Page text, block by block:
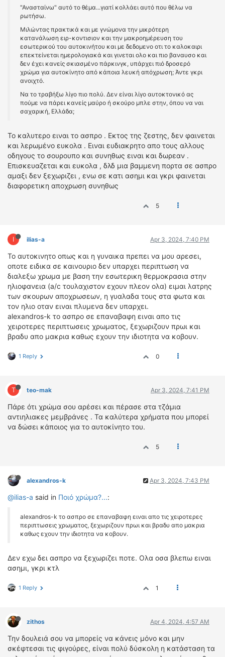
"Ανασταίνω" αυτό το θέμα...γιατί κολλάει αυτό που θέλω να
ρωτήσω.
Μιλώντας πρακτικά και με γνώμονα την μικρότερη
κατανάλωση ειρ-κοντισιον και την μακροημέρευση του
εσωτερικού του αυτοκινήτου και με δεδομενο οτι το καλοκαιρι
επεκτείνεται ημερολογιακά και γινεται ολο και πιο βαναυσο και
δεν έχει κανείς σκιασμένο πάρκινγκ, υπάρχει πιό δροσερό
χρώμα για αυτοκίνητο από κάποια λευκή απόχρωση; Άντε γκρι
ανοιχτό.
Να το τραβήξω λίγο πιο πολύ. Δεν είναι λίγο αυτοκτονικό ας
πούμε να πάρει κανείς μαύρο ή σκούρο μπλε στην, όπου να ναι
σαχαρική, Ελλάδα;
To καλυτερο ειναι το ασπρο . Εκτος της ζεστης, δεν φαινεται
και λερωμένο ευκολα . Ειναι ευδιακρητο απο τους αλλους
οδηγους το σουρουπο και συνηθως ειναι και δωρεαν .
Επισκευαζεται και ευκολα , δλδ μια βαμμενη πορτα σε ασπρο
αμαξι δεν ξεχωριζει , ενω σε κατι ασημι και γκρι φαινεται
διαφορετικη αποχρωση συνηθως
5
I ilias-a Apr 3, 2024, 7:40 PM
Το αυτοκινητο οπως και η γυναικα πρεπει να μου αρεσει,
οποτε ειδικα σε καινουριο δεν υπαρχει περιπτωση να
διαλεξω χρωμα με βαση την εσωτερικη θερμοκρασια στην
ηλιοφανεια (a/c τουλαχιστον εχουν πλεον ολα) ειμαι λατρης
των σκουρων αποχρωσεων, η γυαλαδα τους στα φωτα και
τον ηλιο οταν ειναι πλυμενα δεν υπαρχει.
alexandros-k το ασπρο σε επαναβαφη ειναι απο τις
χειροτερες περιπτωσεις χρωματος, ξεχωριζουν πρωι και
βραδυ απο μακρια καθως εχουν την ιδιοτητα να κοβουν.
1 Reply 0
T teo-mak Apr 3, 2024, 7:41 PM
Πάρε ότι χρώμα σου αρέσει και πέρασε στα τζάμια
αντιηλιακες μεμβράνες . Τα καλύτερα χρήματα που μπορεί
να δώσει κάποιος για το αυτοκίνητο του.
5
alexandros-k Apr 3, 2024, 7:43 PM
@ilias-a said in Ποιό χρώμα?...:
alexandros-k το ασπρο σε επαναβαφη ειναι απο τις χειροτερες
περιπτωσεις χρωματος, ξεχωριζουν πρωι και βραδυ απο μακρια
καθως εχουν την ιδιοτητα να κοβουν.
Δεν εχω δει ασπρο να ξεχωριζει ποτε. Ολα οσα βλεπω ειναι
ασημι, γκρι κτλ
1 Reply 1
zithos Apr 4, 2024, 4:57 AM
Την δουλειά σου να μπορείς να κάνεις μόνο και μην
σκέφτεσαι τις φιγούρες, είναι πολύ δύσκολη η κατάσταση τα